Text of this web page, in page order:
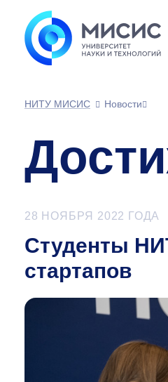
НИТУ МИСИС
Новости
28 НОЯБРЯ 2022 ГОДА
Студенты
стартапов